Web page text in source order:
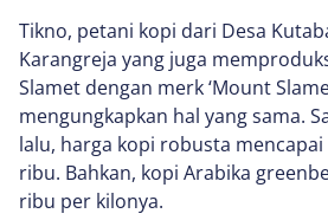
Tikno, petani kopi dari Desa
Karangreja yang juga
Slamet dengan merk ‘Mount
mengungkapkan hal yang sama.
lalu, harga kopi robusta mencapai
ribu. Bahkan, kopi Arabika
ribu per kilonya.